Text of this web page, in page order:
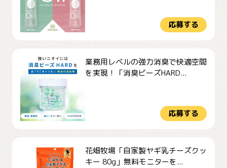
応募する
業務用レベルの強力消臭で快適空間
を実現！「消臭ビーズHARD...
応募する
花畑牧場「自家製ヤギ乳チーズクッ
キー 80g」無料モニターを...